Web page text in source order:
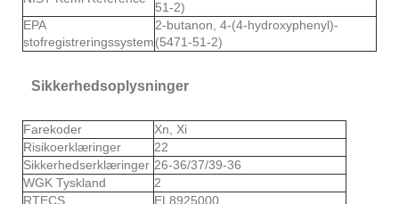
51-2)
EPA
stofregistreringssystem
2-butanon, 4-(4-hydroxyphenyl)-
(5471-51-2)
Sikkerhedsoplysninger
Farekoder
Xn, Xi
Risikoerklæringer
22
Sikkerhedserklæringer 26-36/37/39-36
WGK Tyskland
2
RTECS
EL8925000